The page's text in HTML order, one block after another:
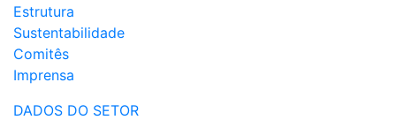
Estrutura
Sustentabilidade
Comitês
Imprensa
DADOS DO SETOR